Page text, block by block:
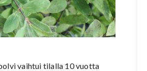
vaihtui tilalla 10 vuotta